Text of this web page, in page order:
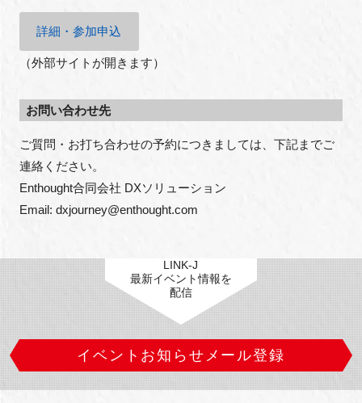
詳細・参加申込
（外部サイトが開きます）
お問い合わせ先
ご質問・お打ち合わせの予約につきましては、下記までご
連絡ください。
Enthought合同会社 DXソリューション
Email: dxjourney@enthought.com
LINK-J
最新イベント情報を
配信
イベントお知らせメール登録